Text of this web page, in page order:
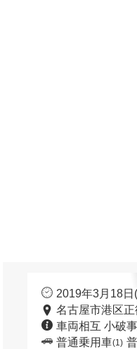
2019年3月18日
名古屋市港区
車両相互 小破
普通乗用車(1)